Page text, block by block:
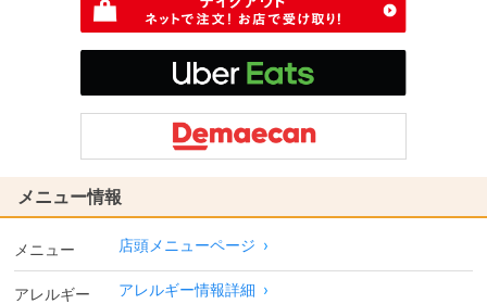
メニュー情報
メニュー 店頭メニューページ ›
アレルギー アレルギー情報詳細 ›